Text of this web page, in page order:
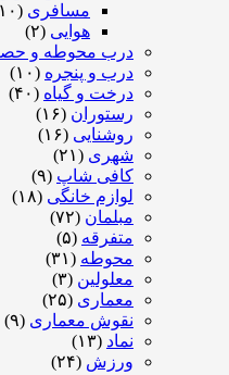
مسافری(۱۰)
هوایی(۲)
درب محوطه و حصار(۱۱)
درب و پنجره(۱۰)
درخت و گیاه(۴۰)
رستوران(۱۶)
روشنایی(۱۶)
شهری(۲۱)
کافی شاپ (۹)
لوازم خانگی(۱۸)
مبلمان(۷۲)
متفرقه(۵)
محوطه(۳۱)
معلولین(۳)
معماری(۲۵)
نقوش معماری(۹)
نماد
(۱۳)
ورزش (۲۴)